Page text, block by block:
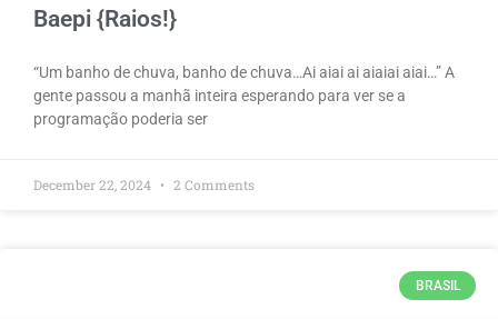
Baepi {Raios!}
“Um banho de chuva, banho de chuva…Ai aiai ai aiaiai aiai…” A
gente passou a manhã inteira esperando para ver se a
programação poderia ser
December 22, 2024 2 Comments
BRASIL